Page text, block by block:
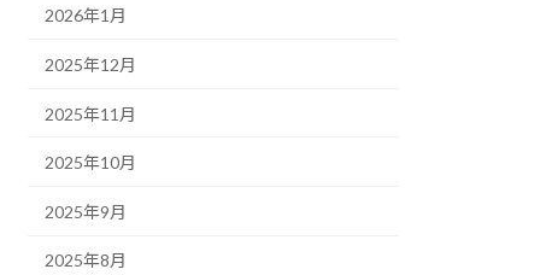
2026年1月
2025年12月
2025年11月
2025年10月
2025年9月
2025年8月